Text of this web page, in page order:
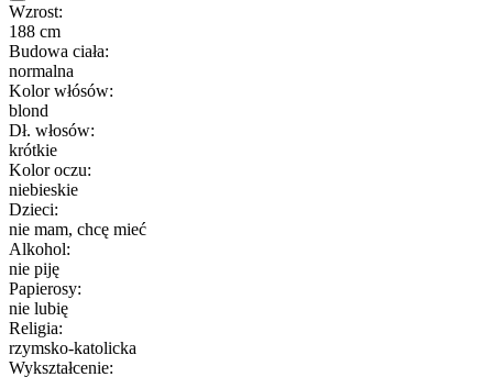
Wzrost:
188 cm
Budowa ciała:
normalna
Kolor włósów:
blond
Dł. włosów:
krótkie
Kolor oczu:
niebieskie
Dzieci:
nie mam, chcę mieć
Alkohol:
nie piję
Papierosy:
nie lubię
Religia:
rzymsko-katolicka
Wykształcenie: